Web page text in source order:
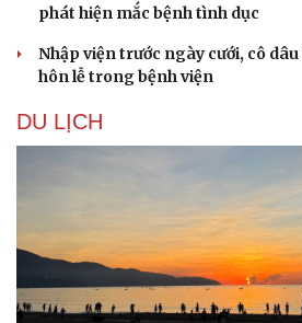
phát hiện mắc bệnh tình dục
Nhập viện trước ngày cưới, cô
hôn lễ trong bệnh viện
DU LỊCH